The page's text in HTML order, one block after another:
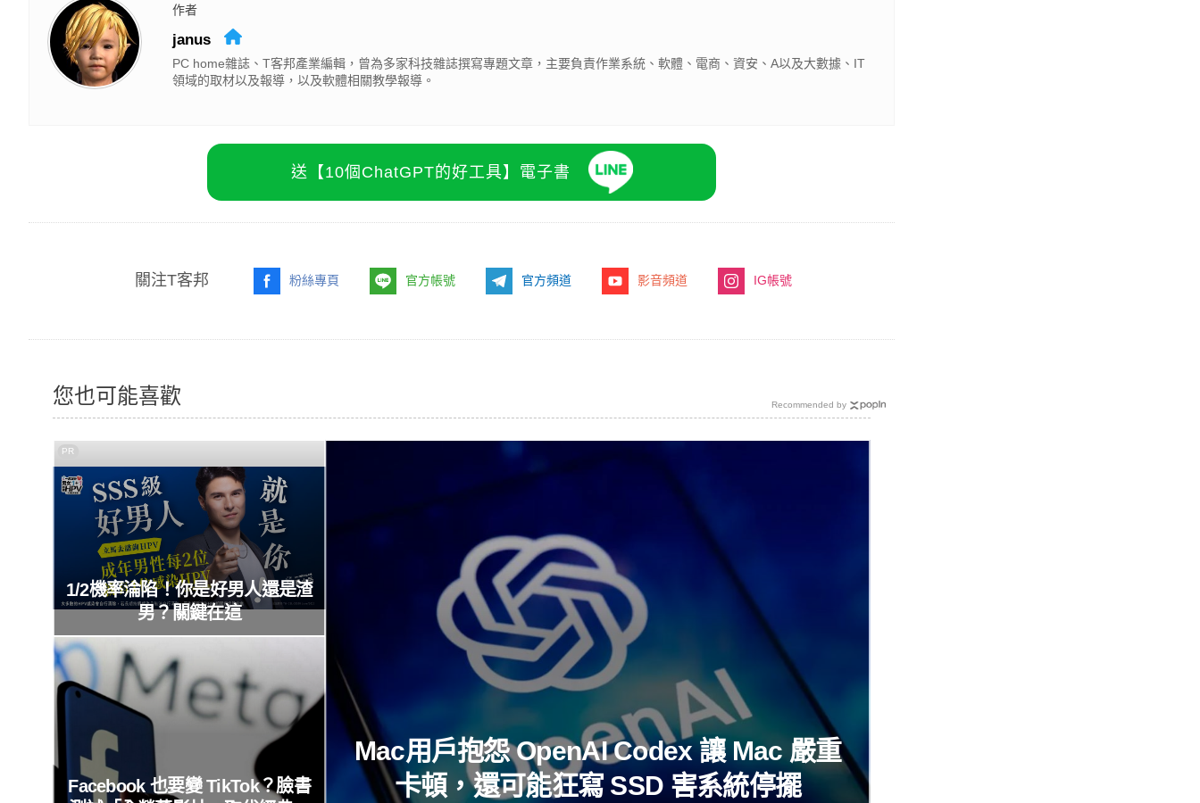
作者
janus
PC home雜誌、T客邦產業編輯，曾為多家科技雜誌撰寫專題文章，主要負責作業系統、軟體、電商、資安、A以及大數據、IT
領域的取材以及報導，以及軟體相關教學報導。
送【10個ChatGPT的好工具】電子書
關注T客邦 粉絲專頁 官方帳號 官方頻道 影音頻道 IG帳號
您也可能喜歡
Mac用戶抱怨 OpenAI Codex 讓 Mac 嚴重
卡頓，還可能狂寫 SSD 害系統停擺
1/2機率淪陷！你是好男人還是渣
男？關鍵在這
PR
Facebook 也要變 TikTok？臉書
Recommended by